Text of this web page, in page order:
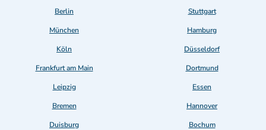
Berlin
Stuttgart
München
Hamburg
Köln
Düsseldorf
Frankfurt am Main
Dortmund
Leipzig
Essen
Bremen
Hannover
Duisburg
Bochum